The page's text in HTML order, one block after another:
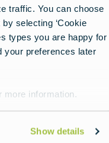
traffic. You can choose
selecting ‘Cookie
types you are happy for
your preferences later
more information.
Show details